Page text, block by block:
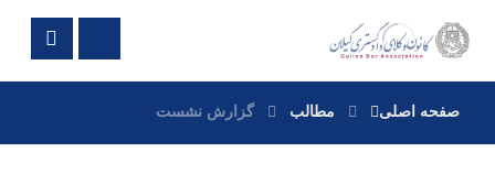
صفحه اصلی مطالب گزارش نشست